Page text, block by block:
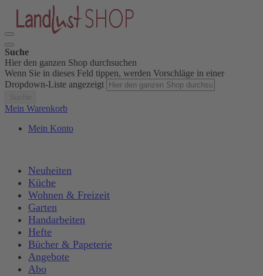
Suche
Hier den ganzen Shop durchsuchen
Wenn Sie in dieses Feld tippen, werden Vorschläge in einer
Dropdown-Liste angezeigt
Mein Warenkorb
Mein Konto
Neuheiten
Küche
Wohnen & Freizeit
Garten
Handarbeiten
Hefte
Bücher & Papeterie
Angebote
Abo